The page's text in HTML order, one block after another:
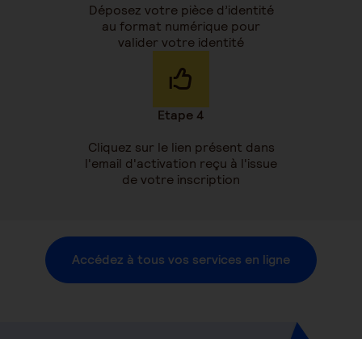
Déposez votre pièce d’identité
au format numérique pour
valider votre identité
Etape 4
Cliquez sur le lien présent dans
l'email d'activation reçu à l'issue
de votre inscription
Accédez à tous vos services en ligne